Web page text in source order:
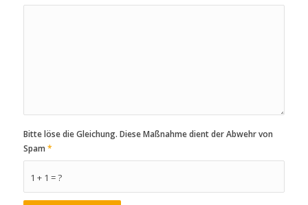
1 + 1 = ?
Bitte löse die Gleichung. Diese Maßnahme dient der Abwehr von
Spam *